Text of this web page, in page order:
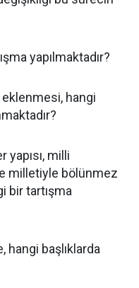
yapılmaktadır?
hangi
yapısı, milli
milletiyle bölünmez
bir tartışma
hangi başlıklarda